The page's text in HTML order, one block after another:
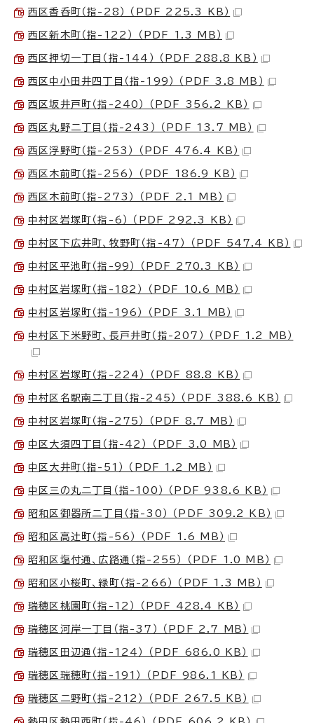
西区香呑町（指-28） （PDF 225.3 KB）
西区新木町（指-122） （PDF 1.3 MB）
西区押切一丁目（指-144） （PDF 288.8 KB）
西区中小田井四丁目（指-199） （PDF 3.8 MB）
西区坂井戸町（指-240） （PDF 356.2 KB）
西区丸野二丁目（指-243） （PDF 13.7 MB）
西区浮野町（指-253） （PDF 476.4 KB）
西区木前町（指-256） （PDF 186.9 KB）
西区木前町（指-273） （PDF 2.1 MB）
中村区岩塚町（指-6） （PDF 292.3 KB）
中村区下広井町、牧野町（指-47） （PDF 547.4 KB）
中村区平池町（指-99） （PDF 270.3 KB）
中村区岩塚町（指-182） （PDF 10.6 MB）
中村区岩塚町（指-196） （PDF 3.1 MB）
中村区下米野町、長戸井町（指-207） （PDF 1.2 MB）
中村区岩塚町（指-224） （PDF 88.8 KB）
中村区名駅南二丁目（指-245） （PDF 388.6 KB）
中村区岩塚町（指-275） （PDF 8.7 MB）
中区大須四丁目（指-42） （PDF 3.0 MB）
中区大井町（指-51） （PDF 1.2 MB）
中区三の丸二丁目（指-100） （PDF 938.6 KB）
昭和区御器所二丁目（指-30） （PDF 309.2 KB）
昭和区高辻󠄀町（指-56） （PDF 1.6 MB）
昭和区塩付通、広路通（指-255） （PDF 1.0 MB）
昭和区小桜町、緑町（指-266） （PDF 1.3 MB）
瑞穂区桃園町（指-12） （PDF 428.4 KB）
瑞穂区河岸一丁目（指-37） （PDF 2.7 MB）
瑞穂区田辺通（指-124） （PDF 686.0 KB）
瑞穂区瑞穂町（指-191） （PDF 986.1 KB）
瑞穂区二野町（指-212） （PDF 267.5 KB）